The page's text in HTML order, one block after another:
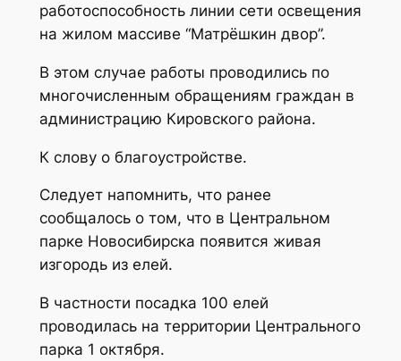
работоспособность линии сети освещения
на жилом массиве “Матрёшкин двор”.
В этом случае работы проводились по
многочисленным обращениям граждан в
администрацию Кировского района.
К слову о благоустройстве.
Следует напомнить, что ранее
сообщалось о том, что в Центральном
парке Новосибирска появится живая
изгородь из елей.
В частности посадка 100 елей
проводилась на территории Центрального
парка 1 октября.